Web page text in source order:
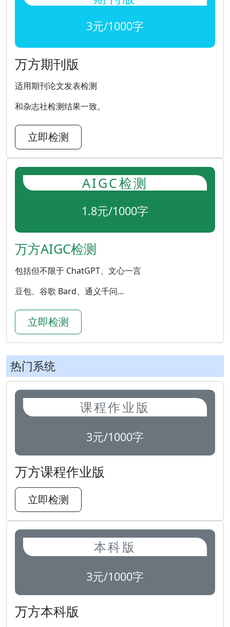
3元/1000字
万方期刊版
适用期刊论文发表检测
和杂志社检测结果一致。
立即检测
AIGC检测
1.8元/1000字
万方AIGC检测
包括但不限于 ChatGPT、文心一言
豆包、谷歌 Bard、通义千问...
立即检测
热门系统
课程作业版
3元/1000字
万方课程作业版
立即检测
本科版
3元/1000字
万方本科版